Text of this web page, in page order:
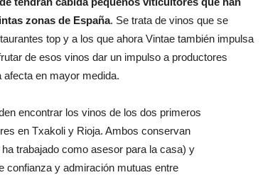
zonas de España. Se trata de vinos que se
top y a los que ahora Vintae también impulsa
de esos vinos dar un impulso a productores
en mayor medida.
encontrar los vinos de los dos primeros
en Txakoli y Rioja. Ambos conservan
trabajado como asesor para la casa) y
confianza y admiración mutuas entre